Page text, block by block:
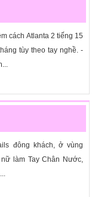
cách Atlanta 2 tiếng 15
tùy theo tay nghề. -
đông khách, ở vùng
làm Tay Chân Nước,